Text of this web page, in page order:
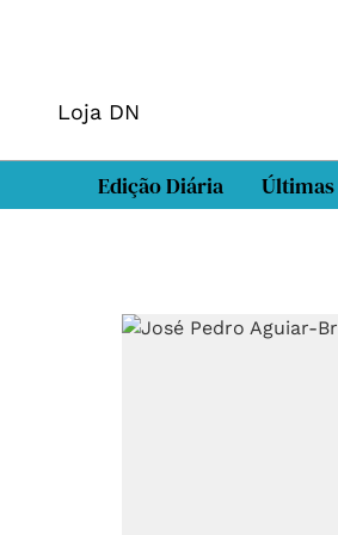
Loja DN
Edição Diária Últimas